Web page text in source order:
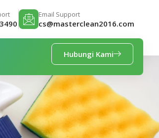
Email Support
cs@masterclean2016.com
Hubungi Kami